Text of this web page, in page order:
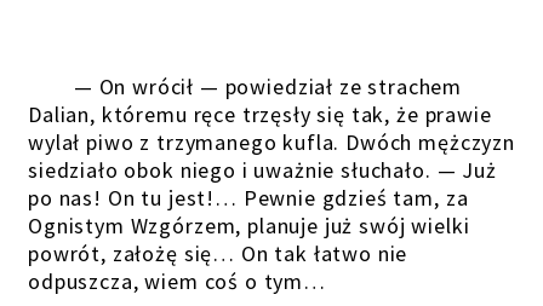
— On wrócił — powiedział ze strachem
Dalian, któremu ręce trzęsły się tak, że prawie
wylał piwo z trzymanego kufla. Dwóch mężczyzn
siedziało obok niego i uważnie słuchało. — Już
po nas! On tu jest!… Pewnie gdzieś tam, za
Ognistym Wzgórzem, planuje już swój wielki
powrót, założę się… On tak łatwo nie
odpuszcza, wiem coś o tym…